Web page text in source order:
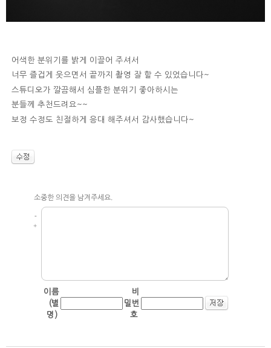
어색한 분위기를 밝게 이끌어 주셔서
너무 즐겁게 웃으면서 끝까지 촬영 잘 할 수 있었습니다~
스튜디오가 깔끔해서 심플한 분위기 좋아하시는
분들께 추천드려요~~
보정 수정도 친절하게 응대 해주셔서 감사했습니다~
소중한 의견을 남겨주세요.
-
+
이름
(별
명)
비
밀번
호